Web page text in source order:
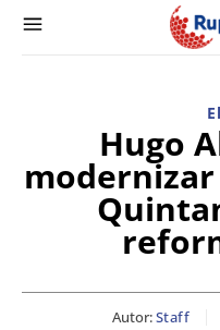
Hugo
modernizar
Autor:Staff